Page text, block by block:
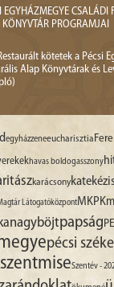
EGYHÁZMEGYE CSALÁDI
KÖNYVTÁR PROGRAMJAI
kötetek a Pécsi
Alap Könyvtárak és
egyházzeneeucharisztia
havas boldogasszony
karácsony
LátogatóközpontMKPK
nagyböjtpapság
pécsi
szentmiseSzentév -